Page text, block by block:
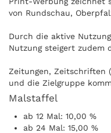
von Rundschau,
Durch die aktive
Nutzung steigert zudem
Zeitungen, Zeitschriften
und die Zielgruppe
kann ohne Internet
Malstaffel
ab 12 Mal: 10,00 %
ab 24 Mal: 15,00 %